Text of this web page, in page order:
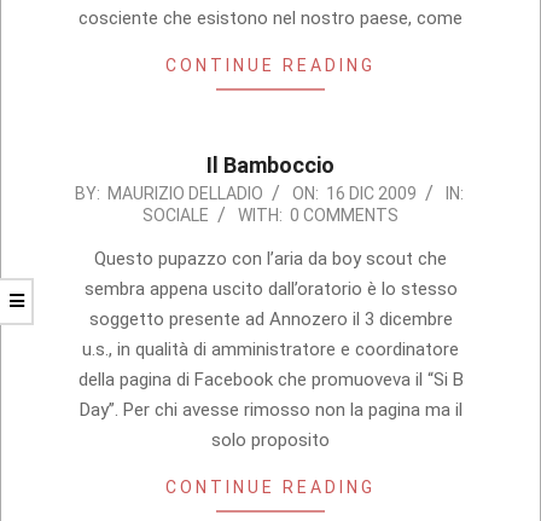
cosciente che esistono nel nostro paese, come
CONTINUE READING
Il Bamboccio
2009-
BY: MAURIZIO DELLADIO ON: 16 DIC 2009
IN:
SOCIALE
WITH: 0 COMMENTS
Questo pupazzo con l’aria da boy scout che
sembra appena uscito dall’oratorio è lo stesso
soggetto presente ad Annozero il 3 dicembre
u.s., in qualità di amministratore e coordinatore
della pagina di Facebook che promuoveva il “Si B
Day”. Per chi avesse rimosso non la pagina ma il
solo proposito
CONTINUE READING